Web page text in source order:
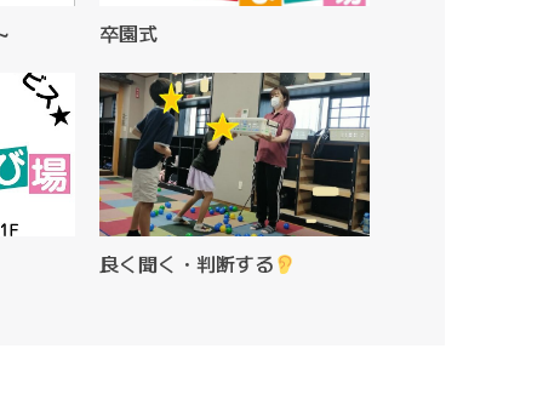
卒園式
良く聞く・判断する